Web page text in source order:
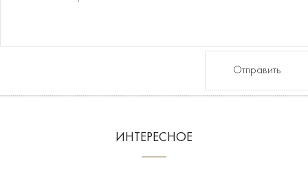
Отправить
ИНТЕРЕСНОЕ